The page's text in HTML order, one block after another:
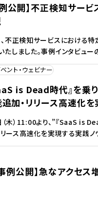
公開】不正検知サー
不正検知サービスにおけ
しました。事例インタビュ
ント・ウェビナー
is Dead時代』を
加・リリース高速化
木）11:00より、”『SaaS is
リース高速化を実現する実践
公開】急なアクセ